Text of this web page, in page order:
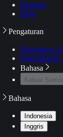
Bantuan
Blog
Pengaturan
Pengaturan
Pemeriksaan
Bahasa
Keluar
Bahasa
Indonesia
Inggris